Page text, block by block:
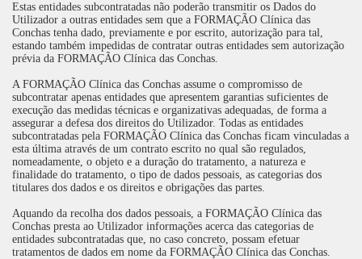
Estas entidades subcontratadas não poderão transmitir os Dados do
Utilizador a outras entidades sem que a FORMAÇÃO Clínica das
Conchas tenha dado, previamente e por escrito, autorização para tal,
estando também impedidas de contratar outras entidades sem autorização
prévia da FORMAÇÃO Clínica das Conchas.
A FORMAÇÃO Clínica das Conchas assume o compromisso de
subcontratar apenas entidades que apresentem garantias suficientes de
execução das medidas técnicas e organizativas adequadas, de forma a
assegurar a defesa dos direitos do Utilizador. Todas as entidades
subcontratadas pela FORMAÇÃO Clínica das Conchas ficam vinculadas a
esta última através de um contrato escrito no qual são regulados,
nomeadamente, o objeto e a duração do tratamento, a natureza e
finalidade do tratamento, o tipo de dados pessoais, as categorias dos
titulares dos dados e os direitos e obrigações das partes.
Aquando da recolha dos dados pessoais, a FORMAÇÃO Clínica das
Conchas presta ao Utilizador informações acerca das categorias de
entidades subcontratadas que, no caso concreto, possam efetuar
tratamentos de dados em nome da FORMAÇÃO Clínica das Conchas.